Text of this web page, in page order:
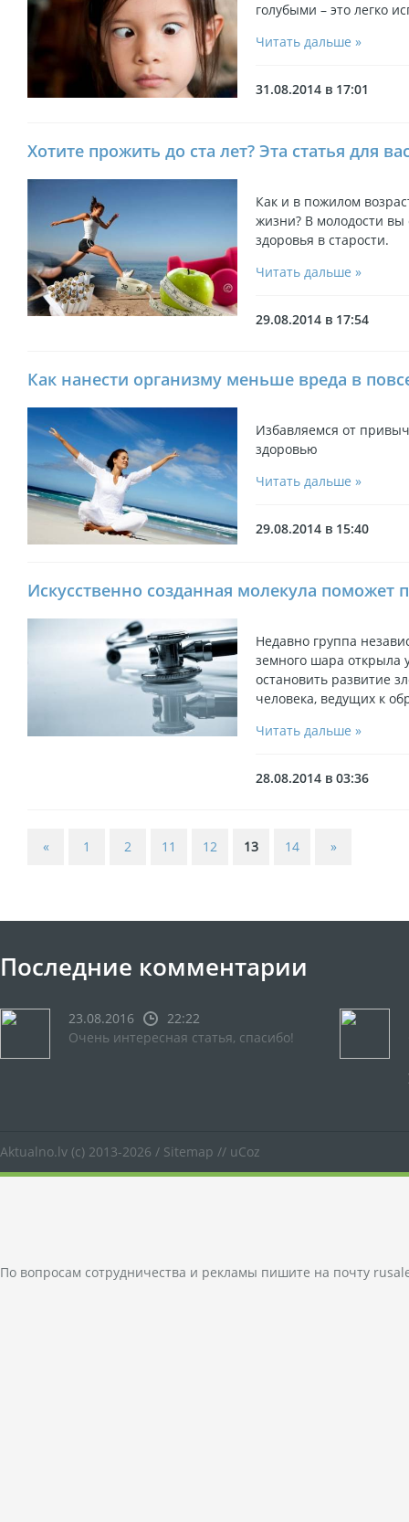
голубыми – это легко
Читать дальше »
31.08.2014 в 17:01
Хотите прожить до ста лет? Эта статья для
Как и в пожилом
жизни? В молодости вы
здоровья в старости.
Читать дальше »
29.08.2014 в 17:54
Как нанести организму меньше вреда в
Избавляемся от
здоровью
Читать дальше »
29.08.2014 в 15:40
Искусственно созданная молекула поможет
Недавно группа
земного шара открыла
остановить развитие
человека, ведущих к
Читать дальше »
28.08.2014 в 03:36
« 1 2 11 12 13 14 »
Последние комментарии
23.08.2016
22:22
Очень интересная статья, спасибо!
Aktualno.lv (c) 2013-2026 / Sitemap // uCoz
По вопросам сотрудничества и рекламы пишите на почту